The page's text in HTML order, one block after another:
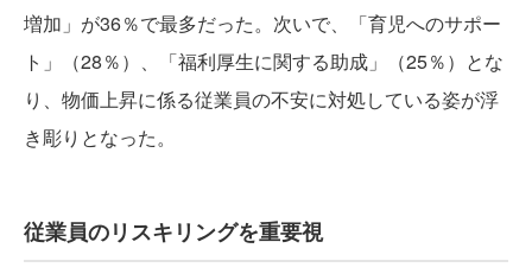
増加」が36％で最多だった。次いで、「育児へのサポー
ト」（28％）、「福利厚生に関する助成」（25％）とな
り、物価上昇に係る従業員の不安に対処している姿が浮
き彫りとなった。
従業員のリスキリングを重要視